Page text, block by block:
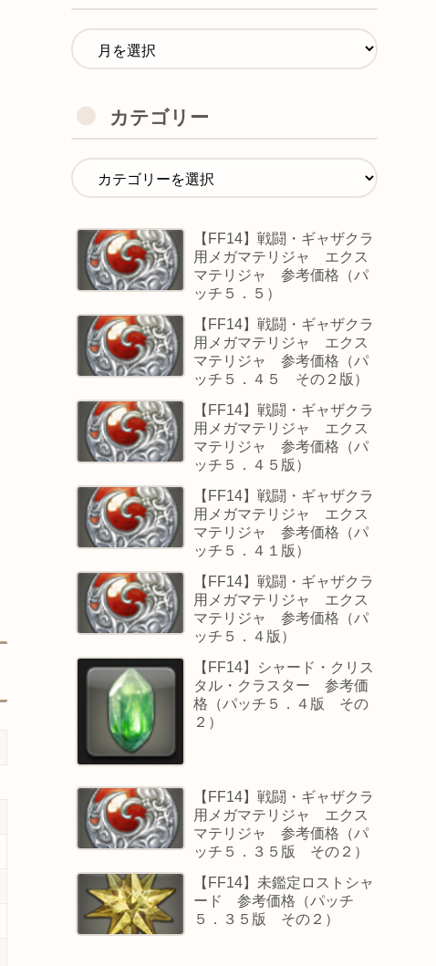
カテゴリー
【FF14】戦闘・ギャザクラ
用メガマテリジャ エクス
マテリジャ 参考価格（パ
ッチ５．５）
【FF14】戦闘・ギャザクラ
用メガマテリジャ エクス
マテリジャ 参考価格（パ
ッチ５．４５ その２版）
【FF14】戦闘・ギャザクラ
用メガマテリジャ エクス
マテリジャ 参考価格（パ
ッチ５．４５版）
【FF14】戦闘・ギャザクラ
用メガマテリジャ エクス
マテリジャ 参考価格（パ
ッチ５．４１版）
【FF14】戦闘・ギャザクラ
用メガマテリジャ エクス
マテリジャ 参考価格（パ
ッチ５．４版）
【FF14】シャード・クリス
タル・クラスター 参考価
格（パッチ５．４版 その
２）
【FF14】戦闘・ギャザクラ
用メガマテリジャ エクス
マテリジャ 参考価格（パ
ッチ５．３５版 その２）
【FF14】未鑑定ロストシャ
ード 参考価格（パッチ
５．３５版 その２）